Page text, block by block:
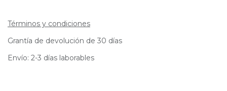
Términos y condiciones
Grantía de devolución de 30 días
Envío: 2-3 días laborables